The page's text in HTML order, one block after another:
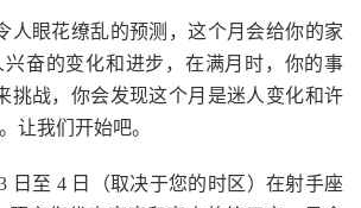
人眼花缭乱的预测，这个月会给你的家
奋的变化和进步，在满月时，你的事
挑战，你会发现这个月是迷人变化和许
让我们开始吧。
日至 4 日（取决于您的时区）在射手座